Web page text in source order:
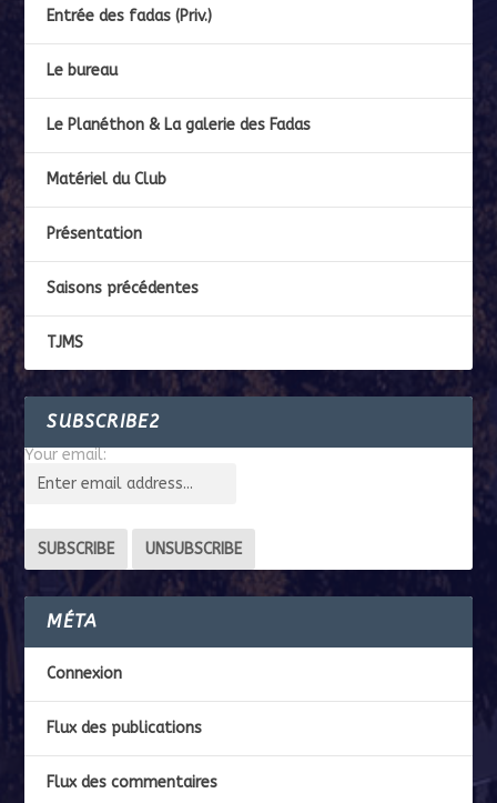
Entrée des fadas (Priv.)
Le bureau
Le Planéthon & La galerie des Fadas
Matériel du Club
Présentation
Saisons précédentes
TJMS
SUBSCRIBE2
Your email:
MÉTA
Connexion
Flux des publications
Flux des commentaires